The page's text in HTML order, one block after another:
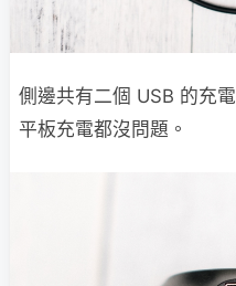
側邊共有二個 USB 的充
平板充電都沒問題。